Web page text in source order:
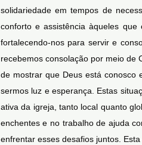
solidariedade em tempos de
conforto e assistência àqueles
fortalecendo-nos para servir e
recebemos consolação por meio de
de mostrar que Deus está conosco
sermos luz e esperança. Estas
ativa da igreja, tanto local quanto
enchentes e no trabalho de ajuda
enfrentar esses desafios juntos.